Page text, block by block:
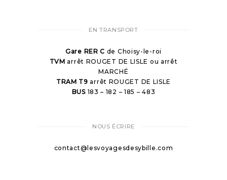
EN TRANSPORT
Gare RER C de Choisy-le-roi
TVM arrêt ROUGET DE LISLE ou arrêt
MARCHÉ
TRAM T9 arrêt ROUGET DE LISLE
BUS183 – 182 – 185 – 483
NOUS ÉCRIRE
contact@lesvoyagesdesybille.com